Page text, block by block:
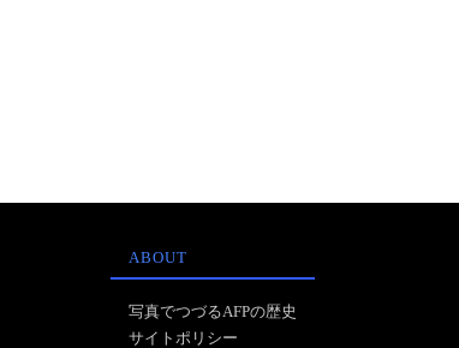
ABOUT
写真でつづるAFPの歴史
サイトポリシー